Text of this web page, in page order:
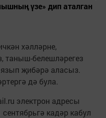
үзе» дип аталган
хәлләрне,
таныш-белешләрегез
җибәрә аласыз.
дә була.
электрон адресы
кадәр кабул